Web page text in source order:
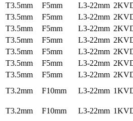
T3.5mm F5mm L3-22mm
T3.5mm F5mm L3-22mm
T3.5mm F5mm L3-22mm
T3.5mm F5mm L3-22mm
T3.5mm F5mm L3-22mm
T3.5mm F5mm L3-22mm
T3.5mm F5mm L3-22mm
T3.2mm F10mm L3-22mm
T3.2mm F10mm L3-22mm